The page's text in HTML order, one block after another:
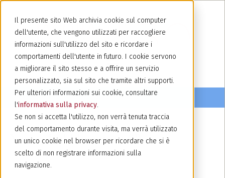
Il presente sito Web archivia cookie sul computer
dell'utente, che vengono utilizzati per raccogliere
informazioni sull'utilizzo del sito e ricordare i
comportamenti dell'utente in futuro. I cookie servono
a migliorare il sito stesso e a offrire un servizio
personalizzato, sia sul sito che tramite altri supporti.
Per ulteriori informazioni sui cookie, consultare
l'informativa sulla privacy.
Se non si accetta l'utilizzo, non verrà tenuta traccia
del comportamento durante visita, ma verrà utilizzato
un unico cookie nel browser per ricordare che si è
scelto di non registrare informazioni sulla
navigazione.
News e Pubblicazioni (3)